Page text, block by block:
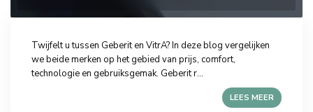
Twijfelt u tussen Geberit en VitrA? In deze blog vergelijken
we beide merken op het gebied van prijs, comfort,
technologie en gebruiksgemak. Geberit r...
LEES MEER